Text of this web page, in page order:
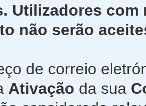
Utilizadores
não serão
de correio
Ativação da sua